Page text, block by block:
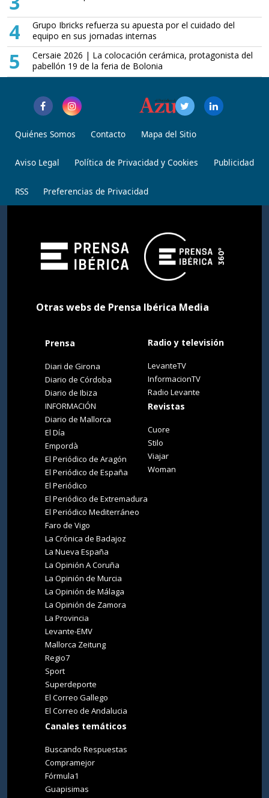
4
Grupo Ibricks refuerza su apuesta por el cuidado del
equipo en sus jornadas internas
5
Cersaie 2026 | La colocación cerámica, protagonista del
pabellón 19 de la feria de Bolonia
Quiénes Somos Contacto Mapa del Sitio
Aviso Legal Política de Privacidad y Cookies Publicidad
RSS Preferencias de Privacidad
Otras webs de Prensa Ibérica Media
Prensa
Diari de Girona
Diario de Córdoba
Diario de Ibiza
INFORMACIÓN
Diario de Mallorca
El Día
Empordà
El Periódico de Aragón
El Periódico de España
El Periódico
El Periódico de Extremadura
El Periódico Mediterráneo
Faro de Vigo
La Crónica de Badajoz
La Nueva España
La Opinión A Coruña
La Opinión de Murcia
La Opinión de Málaga
La Opinión de Zamora
La Provincia
Levante-EMV
Mallorca Zeitung
Regio7
Sport
Superdeporte
El Correo Gallego
El Correo de Andalucia
Canales temáticos
Buscando Respuestas
Compramejor
Fórmula1
Guapisimas
Radio y televisión
LevanteTV
InformacionTV
Radio Levante
Revistas
Cuore
Stilo
Viajar
Woman